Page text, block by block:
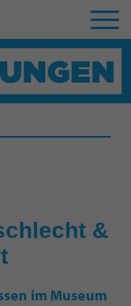
&
im Museum